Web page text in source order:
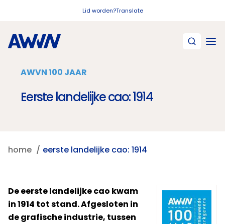
Lid worden?Translate
AWVN 100 JAAR
Eerste landelijke cao: 1914
home eerste landelijke cao: 1914
De eerste landelijke cao kwam
in 1914 tot stand. Afgesloten in
de grafische industrie, tussen